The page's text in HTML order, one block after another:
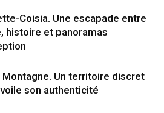
Coisia. Une escapade entre
histoire et panoramas
Un territoire discret
son authenticité